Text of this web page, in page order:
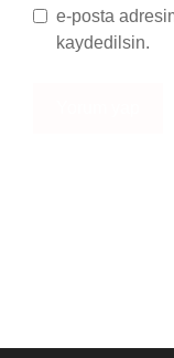
e-posta
kaydedilsin.